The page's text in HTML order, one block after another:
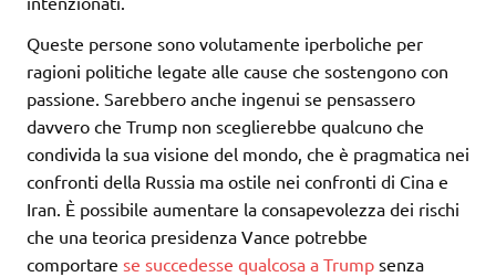
Queste persone sono volutamente iperboliche per
ragioni politiche legate alle cause che sostengono con
passione. Sarebbero anche ingenui se pensassero
davvero che Trump non sceglierebbe qualcuno che
condivida la sua visione del mondo, che è pragmatica nei
confronti della Russia ma ostile nei confronti di Cina e
Iran. È possibile aumentare la consapevolezza dei rischi
che una teorica presidenza Vance potrebbe
comportare se succedesse qualcosa a Trump senza